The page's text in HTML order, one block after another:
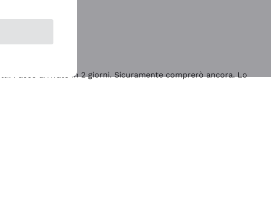
Pacco arrivato in 2 giorni. Sicuramente comprerò ancora. Lo